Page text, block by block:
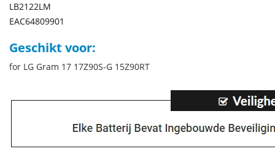
LB2122LM
EAC64809901
Geschikt voor:
for LG Gram 17 17Z90S-G 15Z90RT